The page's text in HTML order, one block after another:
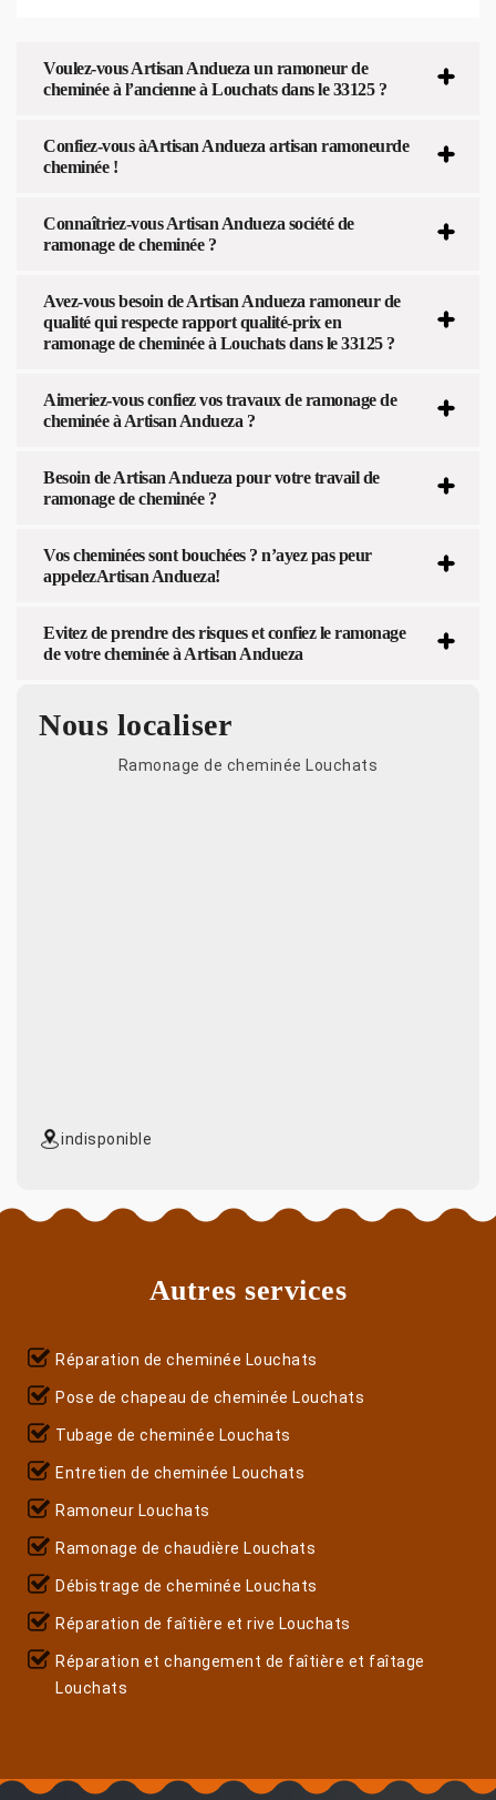
Voulez-vous Artisan Andueza un ramoneur de
cheminée à l’ancienne à Louchats dans le 33125 ?
Confiez-vous àArtisan Andueza artisan ramoneurde
cheminée !
Connaîtriez-vous Artisan Andueza société de
ramonage de cheminée ?
Avez-vous besoin de Artisan Andueza ramoneur de
qualité qui respecte rapport qualité-prix en
ramonage de cheminée à Louchats dans le 33125 ?
Aimeriez-vous confiez vos travaux de ramonage de
cheminée à Artisan Andueza ?
Besoin de Artisan Andueza pour votre travail de
ramonage de cheminée ?
Vos cheminées sont bouchées ? n’ayez pas peur
appelezArtisan Andueza!
Evitez de prendre des risques et confiez le ramonage
de votre cheminée à Artisan Andueza
Nous localiser
Ramonage de cheminée Louchats
indisponible
Autres services
Réparation de cheminée Louchats
Pose de chapeau de cheminée Louchats
Tubage de cheminée Louchats
Entretien de cheminée Louchats
Ramoneur Louchats
Ramonage de chaudière Louchats
Débistrage de cheminée Louchats
Réparation de faîtière et rive Louchats
Réparation et changement de faîtière et faîtage
Louchats